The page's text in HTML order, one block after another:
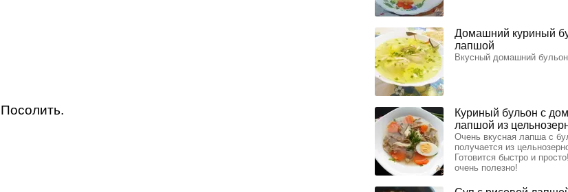
Посолить.
Домашний куриный
лапшой
Вкусный домашний
Куриный бульон с
лапшой из
Очень вкусная лапша с
получается из
Готовится быстро и
очень полезно!